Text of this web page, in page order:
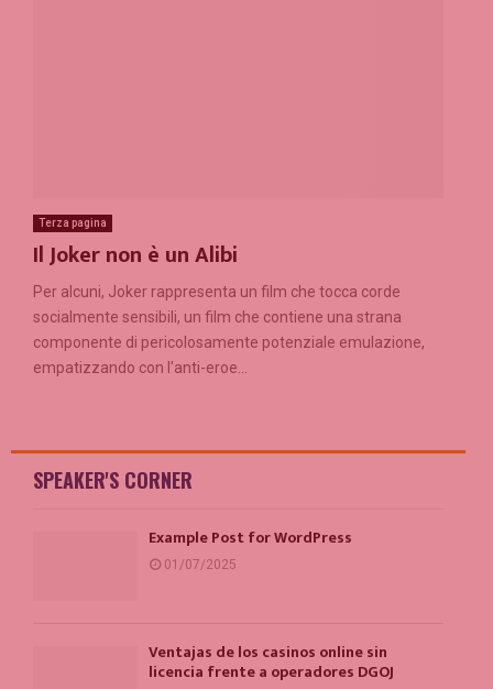
Terza pagina
Il Joker non è un Alibi
Per alcuni, Joker rappresenta un film che tocca corde
socialmente sensibili, un film che contiene una strana
componente di pericolosamente potenziale emulazione,
empatizzando con l'anti-eroe...
SPEAKER'S CORNER
Example Post for WordPress
01/07/2025
Ventajas de los casinos online sin
licencia frente a operadores DGOJ